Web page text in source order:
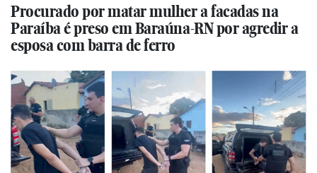
Procurado por matar mulher a facadas na
Paraíba é preso em Baraúna-RN por agredir a
esposa com barra de ferro